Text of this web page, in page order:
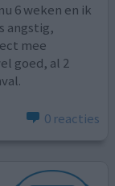
6 weken en ik
angstig,
mee
goed, al 2
0 reacties